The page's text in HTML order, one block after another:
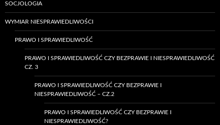
SOCJOLOGIA
WYMIAR NIESPRAWIEDLIWOŚCI
PRAWO I SPRAWIEDLIWOŚĆ
PRAWO I SPRAWIEDLIWOŚĆ CZY BEZPRAWIE I NIESPRAWIEDLIWOŚĆ
CZ. 3
PRAWO I SPRAWIEDLIWOŚĆ CZY BEZPRAWIE I
NIESPRAWIEDLIWOŚĆ – CZ.2
PRAWO I SPRAWIEDLIWOŚĆ CZY BEZPRAWIE I
NIESPRAWIEDLIWOŚĆ?